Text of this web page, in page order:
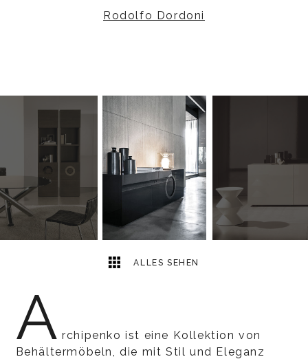
Rodolfo Dordoni
ALLES SEHEN
A rchipenko ist eine Kollektion von
Behältermöbeln, die mit Stil und Eleganz